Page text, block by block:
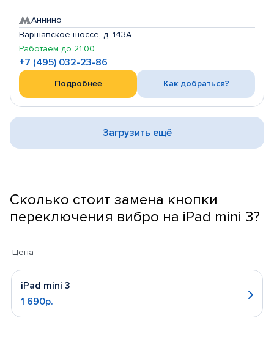
Аннино
Варшавское шоссе, д. 143А
Работаем до 21:00
+7 (495) 032-23-86
Подробнее Как добраться?
Загрузить ещё
Сколько стоит замена кнопки
переключения вибро на iPad mini 3?
Цена
iPad mini 3
1 690р.